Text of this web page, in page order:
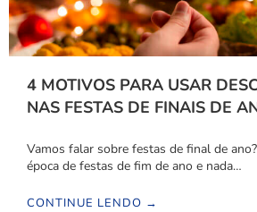
4 MOTIVOS PARA USAR
NAS FESTAS DE FINAIS DE
Vamos falar sobre festas de final de
época de festas de fim de ano e nada…
CONTINUE LENDO →